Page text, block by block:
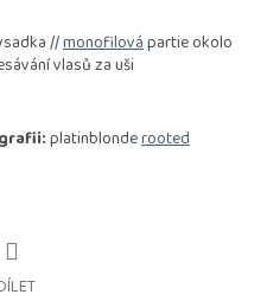
//monofilovápartie okolo
vlasů za uši
platinblonderooted